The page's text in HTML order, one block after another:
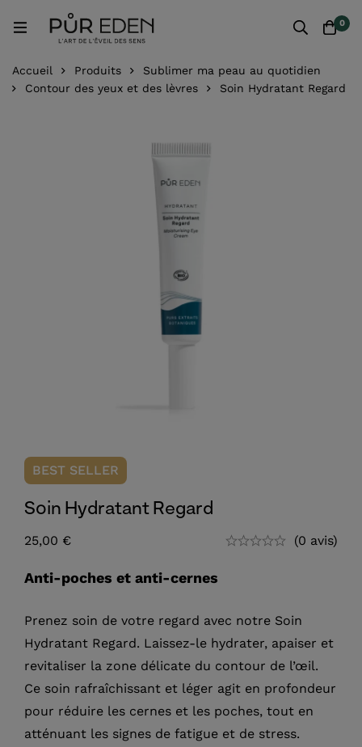
0
Accueil Produits
Sublimer ma peau au quotidien
Contour des yeux et des lèvres
Soin Hydratant Regard
BEST SELLER
Soin Hydratant Regard
25,00 € (0 avis)
Anti-poches et anti-cernes
Prenez soin de votre regard avec notre Soin
Hydratant Regard. Laissez-le hydrater, apaiser et
revitaliser la zone délicate du contour de l’œil.
Ce soin rafraîchissant et léger agit en profondeur
pour réduire les cernes et les poches, tout en
atténuant les signes de fatigue et de stress.